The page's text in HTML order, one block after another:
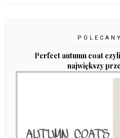
Perfect autumn coat
największy